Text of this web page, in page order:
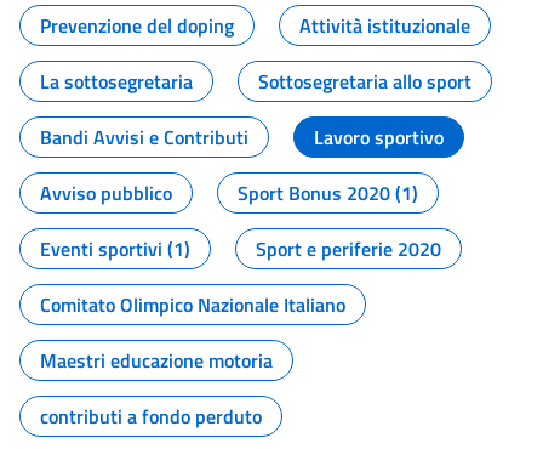
Prevenzione del doping
Attività istituzionale
La sottosegretaria
Sottosegretaria allo sport
Bandi Avvisi e Contributi
Lavoro sportivo
Avviso pubblico
Sport Bonus 2020 (1)
Eventi sportivi (1)
Sport e periferie 2020
Comitato Olimpico Nazionale Italiano
Maestri educazione motoria
contributi a fondo perduto